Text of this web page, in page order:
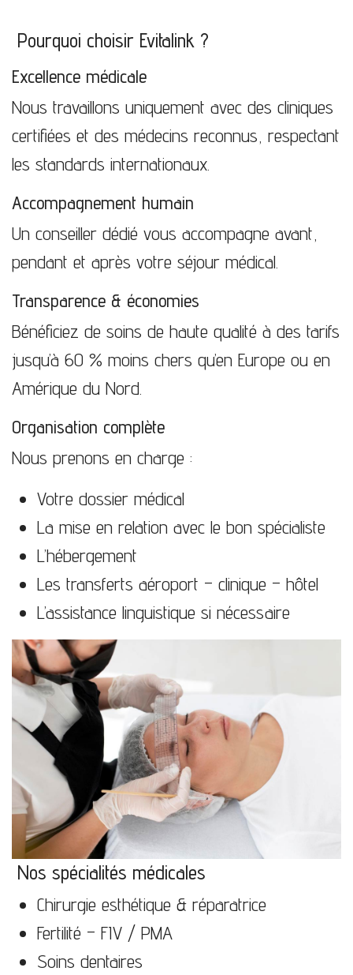
Pourquoi choisir Evitalink ?
Excellence médicale
Nous travaillons uniquement avec des cliniques
certifiées et des médecins reconnus, respectant
les standards internationaux.
Accompagnement humain
Un conseiller dédié vous accompagne avant,
pendant et après votre séjour médical.
Transparence & économies
Bénéficiez de soins de haute qualité à des tarifs
jusqu’à 60 % moins chers qu’en Europe ou en
Amérique du Nord.
Organisation complète
Nous prenons en charge :
Votre dossier médical
La mise en relation avec le bon spécialiste
L’hébergement
Les transferts aéroport – clinique – hôtel
L’assistance linguistique si nécessaire
Nos spécialités médicales
Chirurgie esthétique & réparatrice
Fertilité – FIV / PMA
Soins dentaires